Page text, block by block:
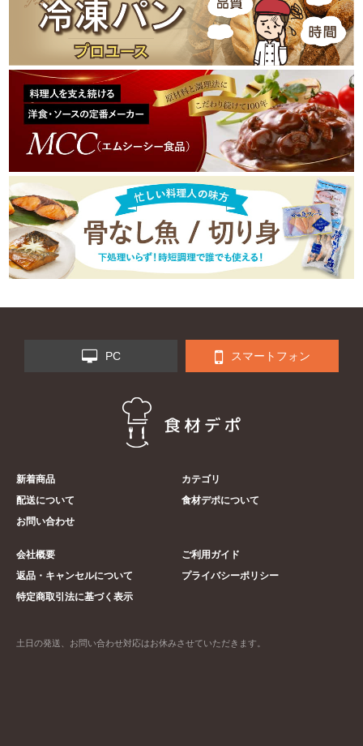
PC スマートフォン
新着商品
カテゴリ
配送について
食材デポについて
お問い合わせ
会社概要
ご利用ガイド
返品・キャンセルについて
プライバシーポリシー
特定商取引法に基づく表示
土日の発送、お問い合わせ対応はお休みさせていただきます。